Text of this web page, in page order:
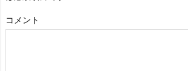
コメント